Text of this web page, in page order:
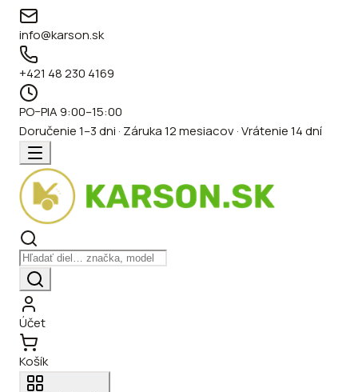
info@karson.sk
+421 48 230 4169
PO–PIA 9:00–15:00
Doručenie 1–3 dni · Záruka 12 mesiacov · Vrátenie 14 dní
Účet
Košík